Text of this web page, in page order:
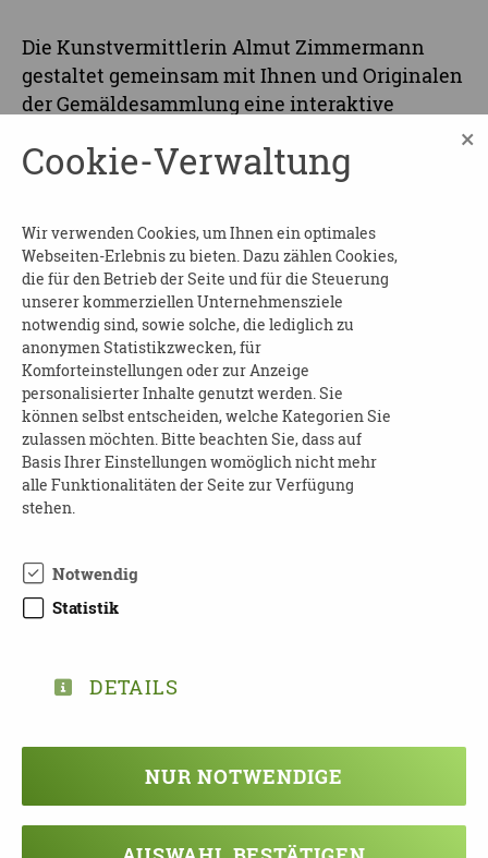
Die Kunstvermittlerin Almut Zimmermann
gestaltet gemeinsam mit Ihnen und Originalen
der Gemäldesammlung eine interaktive
Leipzig.
Veranstaltung zu einem anderen Termin
buchen.
ANMELDUNG:
Bitte bis 1 Woche vor Veranstaltungsbeginn
unter:
Anna Jäger
Telefon: 0341 - 216 999 23
E-Mail:kunstvermittlung@leipzig.de
10,- € / 7,- € (mit Ermäßigung)
Freier Eintritt für begleitenden Angehörige
(Bitte mit Maske und 3G-Nachweis)
TEILEN
Cookie-Verwaltung ×
Wir verwenden Cookies, um Ihnen ein optimales
Webseiten-Erlebnis zu bieten. Dazu zählen Cookies,
die für den Betrieb der Seite und für die Steuerung
unserer kommerziellen Unternehmensziele
notwendig sind, sowie solche, die lediglich zu
anonymen Statistikzwecken, für
Komforteinstellungen oder zur Anzeige
personalisierter Inhalte genutzt werden. Sie
können selbst entscheiden, welche Kategorien Sie
zulassen möchten. Bitte beachten Sie, dass auf
Basis Ihrer Einstellungen womöglich nicht mehr
alle Funktionalitäten der Seite zur Verfügung
stehen.
Notwendig
Statistik
DETAILS
NUR NOTWENDIGE